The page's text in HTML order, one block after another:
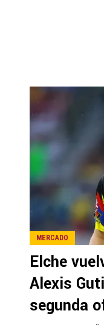
MERCADO
Elche
Alexis
segunda